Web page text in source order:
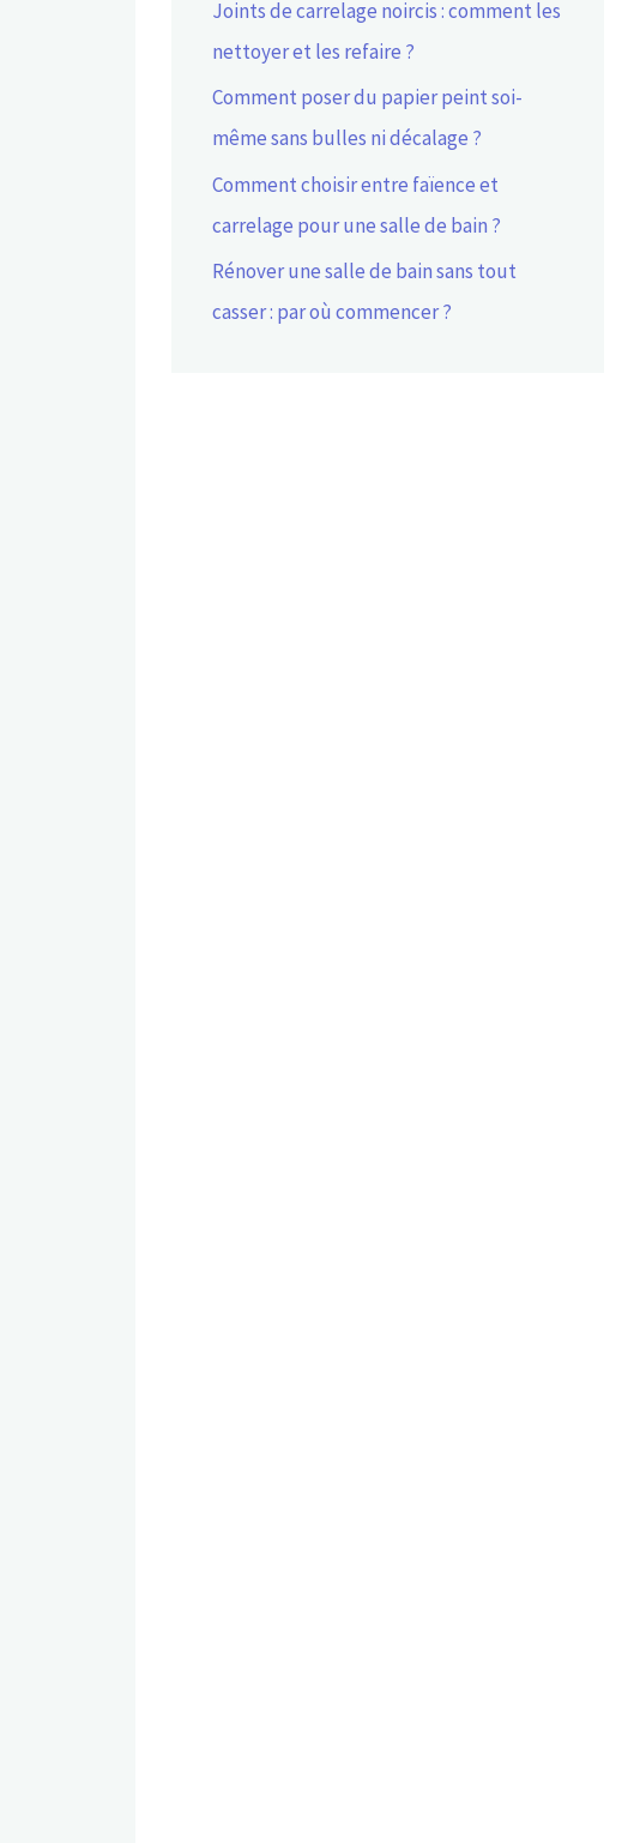
Joints de carrelage noircis : comment les
nettoyer et les refaire ?
Comment poser du papier peint soi-
même sans bulles ni décalage ?
Comment choisir entre faïence et
carrelage pour une salle de bain ?
Rénover une salle de bain sans tout
casser : par où commencer ?